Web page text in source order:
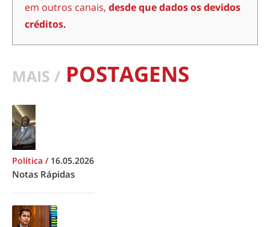
em outros canais, desde que dados os devidos
créditos.
MAIS / POSTAGENS
Política / 16.05.2026
Notas Rápidas